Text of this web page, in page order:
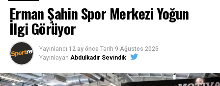
Erman Şahin Spor Merkezi Yoğun
İlgi Görüyor
Yayınlandı 12 ay önce Tarih 9 Ağustos 2025
Yayınlayan Abdulkadir Sevindik